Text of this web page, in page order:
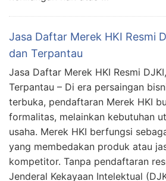
Jasa Daftar Merek HKI Resmi
dan Terpantau
Jasa Daftar Merek HKI Resmi
Terpantau – Di era persaingan
terbuka, pendaftaran Merek HKI
formalitas, melainkan kebutuhan
usaha. Merek HKI berfungsi
yang membedakan produk atau
kompetitor. Tanpa pendaftaran
Jenderal Kekayaan Intelektual